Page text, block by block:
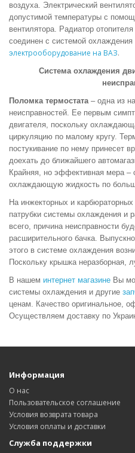
воздуха. Электрический
допустимой температуры с
вентилятора. Радиатор
соединен с системой охлаждения
электрооборудование на ВАЗ.
Система охлаждения
Поломка термостата – одна из
неисправностей. Ее первым
двигателя, поскольку
циркуляцию по малому кругу.
постукивание по нему принесет
доехать до ближайшего
Крайняя, но эффективная мера –
охлаждающую жидкость по
На инжекторных и
патрубки системы охлаждения и
всего, причина неисправности
расширительного бачка.
этого в системе охлаждения
Поскольку крышка неразборная,
В нашем интернет магазине Вы
системы охлаждения и другие
ценам. Качество оригинальное,
Осуществляем доставку по
Информация
О нас
Пользовательское соглашение
Условия возврата товара
Условия оплаты и доставки
Служба поддержки